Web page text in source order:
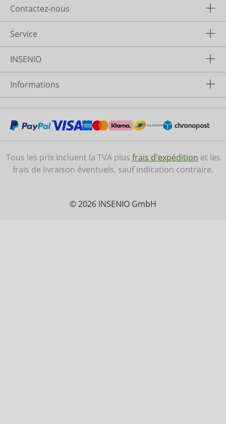
Contactez-nous
Service
INSENIO
Informations
Tous les prix incluent la TVA plus frais d'expédition et les
frais de livraison éventuels, sauf indication contraire.
© 2026 INSENIO GmbH